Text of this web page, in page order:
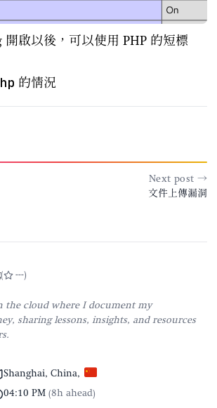
啟以後，可以使用 PHP 的短標
的情況
Next post →
文件上傳漏洞
( ---)
the cloud where I document my
sharing lessons, insights, and resources
Shanghai, China,
04:10 PM (8h ahead)